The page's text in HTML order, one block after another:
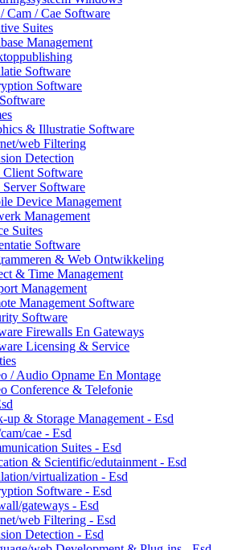
Cam / Cae Software
Suites
Management
Software
Software
& Illustratie Software
web Filtering
Detection
Software
Software
Device Management
Management
Suites
Software
& Web Ontwikkeling
& Time Management
Management
Management Software
Software
Firewalls En Gateways
Licensing & Service
/ Audio Opname En Montage
Conference & Telefonie
up & Storage Management - Esd
cae - Esd
Suites - Esd
& Scientific/edutainment - Esd
virtualization - Esd
Software - Esd
gateways - Esd
web Filtering - Esd
Detection - Esd